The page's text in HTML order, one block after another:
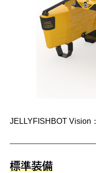
JELLYFISHBOT Vision：
標準装備